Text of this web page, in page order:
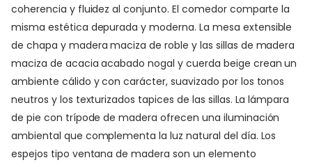
coherencia y fluidez al conjunto. El comedor comparte la
misma estética depurada y moderna. La mesa extensible
de chapa y madera maciza de roble y las sillas de madera
maciza de acacia acabado nogal y cuerda beige crean un
ambiente cálido y con carácter, suavizado por los tonos
neutros y los texturizados tapices de las sillas. La lámpara
de pie con trípode de madera ofrecen una iluminación
ambiental que complementa la luz natural del día. Los
espejos tipo ventana de madera son un elemento